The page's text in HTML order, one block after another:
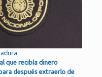
que recibía dinero
después extraerlo de